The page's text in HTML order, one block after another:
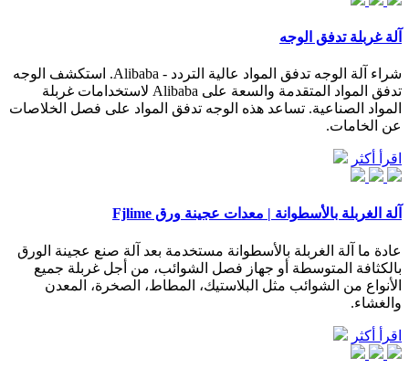
آلة غربلة تدفق الوجه
شراء آلة الوجه تدفق المواد عالية التردد - Alibaba. استكشف الوجه
تدفق المواد المتقدمة والسعة على Alibaba لاستخدامات غربلة
المواد الصناعية. تساعد هذه الوجه تدفق المواد على فصل الخلاصات
عن الخامات.
اقرأ أكثر
آلة الغربلة بالأسطوانة | معدات عجينة ورق Fjlime
عادة ما آلة الغربلة بالأسطوانة مستخدمة بعد آلة صنع عجينة الورق
بالكثافة المتوسطة أو جهاز فصل الشوائب، من أجل غربلة جميع
الأنواع من الشوائب مثل البلاستيك، المطاط، الصخرة، المعدن
والغشاء.
اقرأ أكثر